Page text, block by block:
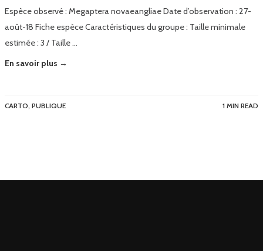
Espèce observé : Megaptera novaeangliae Date d’observation : 27-
août-18 Fiche espèce Caractéristiques du groupe : Taille minimale
estimée : 3 / Taille …
En savoir plus →
CARTO, PUBLIQUE 1 MIN READ